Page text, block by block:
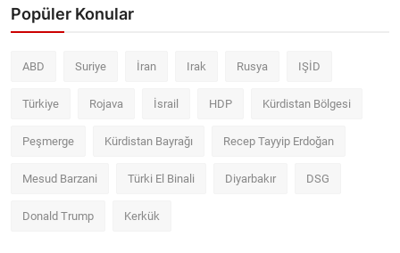
Popüler Konular
ABD Suriye İran Irak Rusya IŞİD
Türkiye Rojava İsrail HDP Kürdistan Bölgesi
Peşmerge Kürdistan Bayrağı Recep Tayyip Erdoğan
Mesud Barzani Türki El Binali Diyarbakır DSG
Donald Trump Kerkük